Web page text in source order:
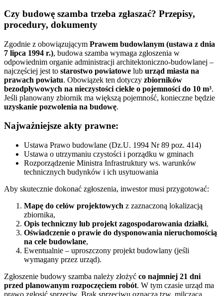
Czy budowę szamba trzeba zgłaszać? Przepisy,
procedury, dokumenty
Zgodnie z obowiązującym Prawem budowlanym (ustawa z dnia
7 lipca 1994 r.), budowa szamba wymaga zgłoszenia w
odpowiednim organie administracji architektoniczno-budowlanej –
najczęściej jest to starostwo powiatowe lub urząd miasta na
prawach powiatu. Obowiązek ten dotyczy zbiorników
bezodpływowych na nieczystości ciekłe o pojemności do 10 m³.
Jeśli planowany zbiornik ma większą pojemność, konieczne będzie
uzyskanie pozwolenia na budowę.
Najważniejsze akty prawne:
Ustawa Prawo budowlane (Dz.U. 1994 Nr 89 poz. 414)
Ustawa o utrzymaniu czystości i porządku w gminach
Rozporządzenie Ministra Infrastruktury ws. warunków
technicznych budynków i ich usytuowania
Aby skutecznie dokonać zgłoszenia, inwestor musi przygotować:
Mapę do celów projektowych z zaznaczoną lokalizacją
zbiornika,
Opis techniczny lub projekt zagospodarowania działki,
Oświadczenie o prawie do dysponowania nieruchomością
na cele budowlane,
Ewentualnie – uproszczony projekt budowlany (jeśli
wymagany przez urząd).
Zgłoszenie budowy szamba należy złożyć co najmniej 21 dni
przed planowanym rozpoczęciem robót. W tym czasie urząd ma
prawo zgłosić sprzeciw. Brak sprzeciwu oznacza tzw. milczącą